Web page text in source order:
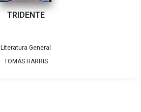
TRIDENTE
Literatura General
TOMÁS HARRIS